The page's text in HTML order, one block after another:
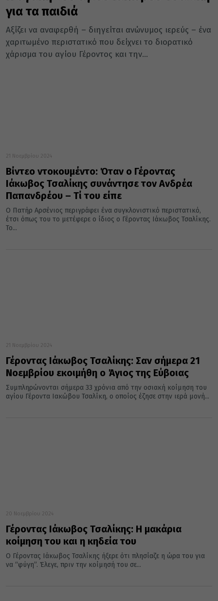
για τα παιδιά
Αξίζει να αναφερθή – διηγείται ανώνυμος ιερεύς – ένα
χαριτωμένο περιστατικό που δείχνει το διορατικό
χάρισμα του αγίου Γέροντος και την...
21 Νοεμβρίου 2024
Βίντεο ντοκουμέντο: Όταν ο Γέροντας
Ιάκωβος Τσαλίκης συνάντησε τον Ανδρέα
Παπανδρέου – Τί του είπε
Ο Πατήρ Αρσένιος περιγράφει ένα συγκλονιστικό περιστατικό,
έτσι όπως του το μετέφερε ο ίδιος ο Γέροντας Ιάκωβος Τσαλίκης.
Το...
21 Νοεμβρίου 2024
Γέροντας Ιάκωβος Τσαλίκης: Σαν σήμερα 21
Νοεμβρίου εκοιμήθη ο Άγιος της Εύβοιας
Συμπληρώνονται σήμερα 33 χρόνια από την οσιακή κοίμηση του
αγίου Γέροντα Ιακώβου Τσαλίκη, ο οποίος έζησε στην ιερά μονή...
20 Νοεμβρίου 2024
Γέροντας Ιάκωβος Τσαλίκης: Η μακάρια
κοίμηση του και η κηδεία του
Ο Γέροντας Ιάκωβος Τσαλίκης ήξερε ότι πλησίαζε η ώρα του για
να “φύγη”. Έλεγε, πριν την κοίμησή του σε...